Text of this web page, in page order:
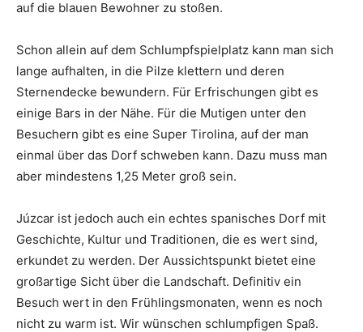
auf die blauen Bewohner zu stoßen.
Schon allein auf dem Schlumpfspielplatz kann man sich
lange aufhalten, in die Pilze klettern und deren
Sternendecke bewundern. Für Erfrischungen gibt es
einige Bars in der Nähe. Für die Mutigen unter den
Besuchern gibt es eine Super Tirolina, auf der man
einmal über das Dorf schweben kann. Dazu muss man
aber mindestens 1,25 Meter groß sein.
Júzcar ist jedoch auch ein echtes spanisches Dorf mit
Geschichte, Kultur und Traditionen, die es wert sind,
erkundet zu werden. Der Aussichtspunkt bietet eine
großartige Sicht über die Landschaft. Definitiv ein
Besuch wert in den Frühlingsmonaten, wenn es noch
nicht zu warm ist. Wir wünschen schlumpfigen Spaß.